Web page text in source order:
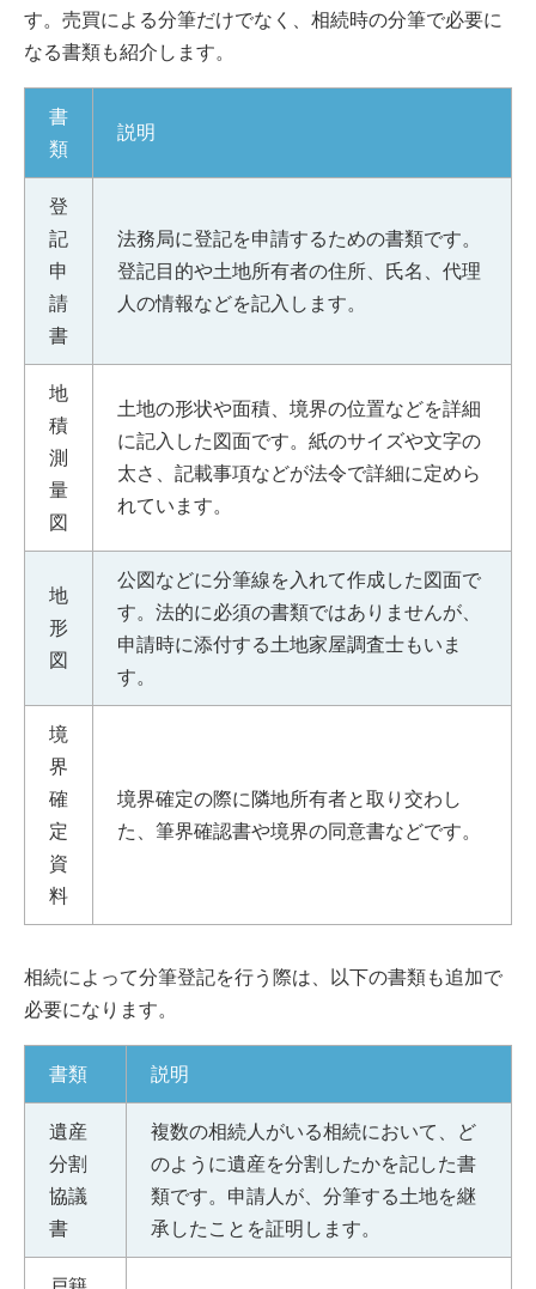
す。売買による分筆だけでなく、相続時の分筆で必要に
なる書類も紹介します。
書
類
説明
登
記
申
請
書
法務局に登記を申請するための書類です。
登記目的や土地所有者の住所、氏名、代理
人の情報などを記入します。
地
積
測
量
図
土地の形状や面積、境界の位置などを詳細
に記入した図面です。紙のサイズや文字の
太さ、記載事項などが法令で詳細に定めら
れています。
地
形
図
公図などに分筆線を入れて作成した図面で
す。法的に必須の書類ではありませんが、
申請時に添付する土地家屋調査士もいま
す。
境
界
確
定
資
料
境界確定の際に隣地所有者と取り交わし
た、筆界確認書や境界の同意書などです。
相続によって分筆登記を行う際は、以下の書類も追加で
必要になります。
書類 説明
遺産
分割
協議
書
複数の相続人がいる相続において、ど
のように遺産を分割したかを記した書
類です。申請人が、分筆する土地を継
承したことを証明します。